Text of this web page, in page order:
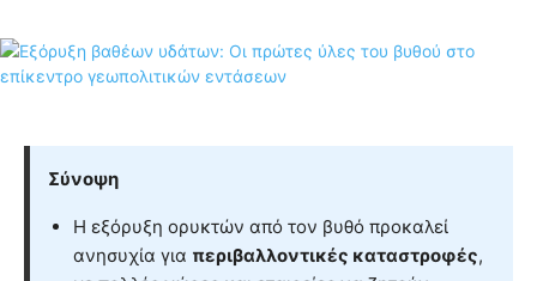
Σύνοψη
Η εξόρυξη ορυκτών από τον βυθό προκαλεί
ανησυχία για περιβαλλοντικές καταστροφές,